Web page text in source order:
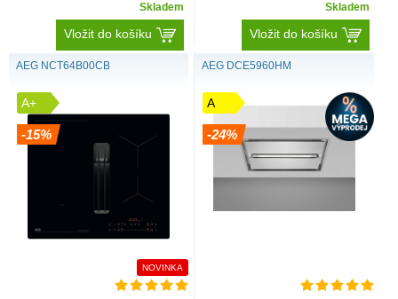
Hob2hood
deskou. Na začátku vaření automaticky zapne a rozsvítí
odsavač par a také nastaví odtah podle intenzity vašeho
vaření. Odsavač par lze ovládat i manuálně.
Skladem
Vložit do košíku
Skladem
Vložit do košíku
AEG NCT64B00CB
A+
-15%
NOVINKA
AEG DCE5960HM
A
-24%